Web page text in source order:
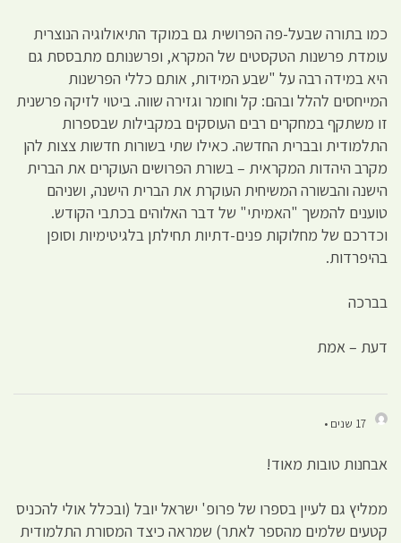
כמו בתורה שבעל-פה הפרושית גם במוקד התיאולוגיה הנוצרית
עומדת פרשנות הטקסטים של המקרא, ופרשנותם מתבססת גם
היא במידה רבה על "שבע המידות, אותם כללי הפרשנות
המייחסים להלל ובהם: קל וחומר וגזירה שווה. ביטוי לזיקה פרשנית
זו משתקף במחקרים רבים העוסקים במקבילות שבספרות
התלמודית ובברית החדשה. כאילו שתי בשורות חדשות צצות להן
מקרב היהדות המקראית – בשורת הפרושים העוקרים את הברית
הישנה והבשורה המשיחית העוקרת את הברית הישנה, ושניהם
טוענים להמשך "האמיתי" של דבר האלוהים בכתבי הקודש.
וכדרכם של מחלוקות פנים-דתיות תחילתן בלגיטימיות וסופן
בהיפרדות.
בברכה
דעת – אמת
17 שנים •
אבחנות טובות מאוד!
ממליץ גם לעיין בספרו של פרופ' ישראל יובל (ובכלל אולי להכניס
קטעים שלמים מהספר לאתר) שמראה כיצד המסורת התלמודית